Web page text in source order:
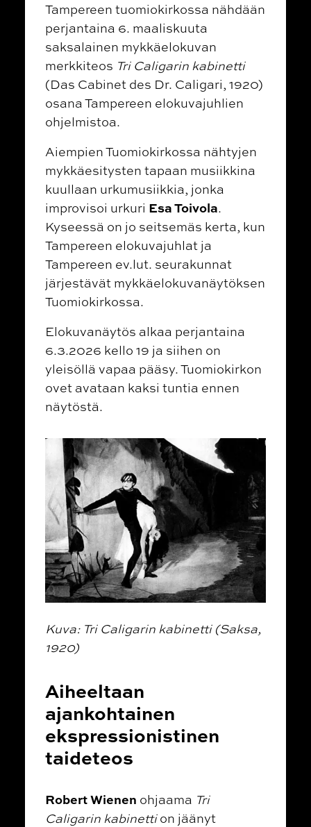
Tampereen tuomiokirkossa nähdään
perjantaina 6. maaliskuuta
saksalainen mykkäelokuvan
merkkiteos Tri Caligarin kabinetti
(Das Cabinet des Dr. Caligari, 1920)
osana Tampereen elokuvajuhlien
ohjelmistoa.
Aiempien Tuomiokirkossa nähtyjen
mykkäesitysten tapaan musiikkina
kuullaan urkumusiikkia, jonka
improvisoi urkuri Esa Toivola.
Kyseessä on jo seitsemäs kerta, kun
Tampereen elokuvajuhlat ja
Tampereen ev.lut. seurakunnat
järjestävät mykkäelokuvanäytöksen
Tuomiokirkossa.
Elokuvanäytös alkaa perjantaina
6.3.2026 kello 19 ja siihen on
yleisöllä vapaa pääsy. Tuomiokirkon
ovet avataan kaksi tuntia ennen
näytöstä.
Kuva: Tri Caligarin kabinetti (Saksa,
1920)
Aiheeltaan
ajankohtainen
ekspressionistinen
taideteos
Robert Wienen ohjaama Tri
Caligarin kabinettion jäänyt